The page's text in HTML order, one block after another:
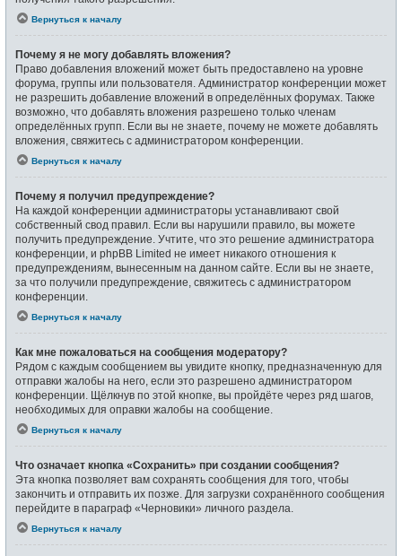
Вернуться к началу
Почему я не могу добавлять вложения?
Право добавления вложений может быть предоставлено на уровне
форума, группы или пользователя. Администратор конференции может
не разрешить добавление вложений в определённых форумах. Также
возможно, что добавлять вложения разрешено только членам
определённых групп. Если вы не знаете, почему не можете добавлять
вложения, свяжитесь с администратором конференции.
Вернуться к началу
Почему я получил предупреждение?
На каждой конференции администраторы устанавливают свой
собственный свод правил. Если вы нарушили правило, вы можете
получить предупреждение. Учтите, что это решение администратора
конференции, и phpBB Limited не имеет никакого отношения к
предупреждениям, вынесенным на данном сайте. Если вы не знаете,
за что получили предупреждение, свяжитесь с администратором
конференции.
Вернуться к началу
Как мне пожаловаться на сообщения модератору?
Рядом с каждым сообщением вы увидите кнопку, предназначенную для
отправки жалобы на него, если это разрешено администратором
конференции. Щёлкнув по этой кнопке, вы пройдёте через ряд шагов,
необходимых для оправки жалобы на сообщение.
Вернуться к началу
Что означает кнопка «Сохранить» при создании сообщения?
Эта кнопка позволяет вам сохранять сообщения для того, чтобы
закончить и отправить их позже. Для загрузки сохранённого сообщения
перейдите в параграф «Черновики» личного раздела.
Вернуться к началу